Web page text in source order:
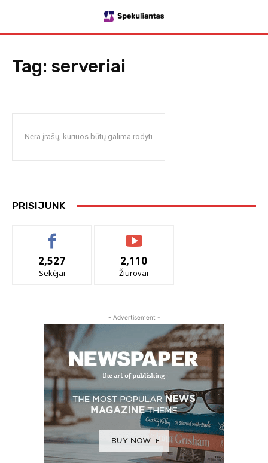
Tag: serveriai
Nėra įrašų, kuriuos būtų galima rodyti
PRISIJUNK
2,527
Sekėjai
2,110
Žiūrovai
- Advertisement -